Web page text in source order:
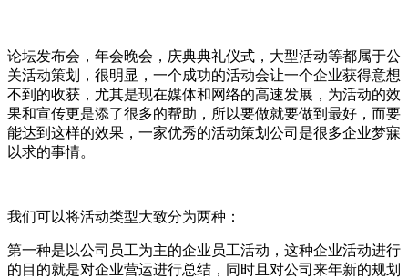
论坛发布会，年会晚会，庆典典礼仪式，大型活动等都属于公
关活动策划，很明显，一个成功的活动会让一个企业获得意想
不到的收获，尤其是现在媒体和网络的高速发展，为活动的效
果和宣传更是添了很多的帮助，所以要做就要做到最好，而要
能达到这样的效果，一家优秀的活动策划公司是很多企业梦寐
以求的事情。
我们可以将活动类型大致分为两种：
第一种是以公司员工为主的企业员工活动，这种企业活动进行
的目的就是对企业营运进行总结，同时且对公司来年新的规划